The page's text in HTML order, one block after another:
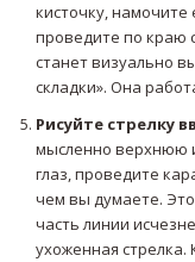
кисточку, намочите
проведите по краю
станет визуально
складки». Она
Рисуйте стрелку
мысленно верхнюю
глаз, проведите
чем вы думаете.
часть линии
ухоженная